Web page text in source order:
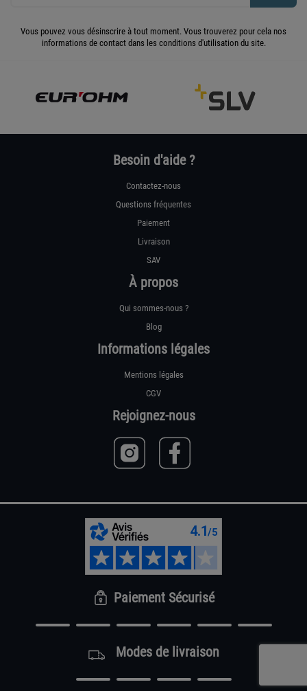
Vous pouvez vous désinscrire à tout moment. Vous trouverez pour cela nos
informations de contact dans les conditions d'utilisation du site.
Besoin d'aide ?
Contactez-nous
Questions fréquentes
Paiement
Livraison
SAV
À propos
Qui sommes-nous ?
Blog
Informations légales
Mentions légales
CGV
Rejoignez-nous
Paiement Sécurisé
Modes de livraison